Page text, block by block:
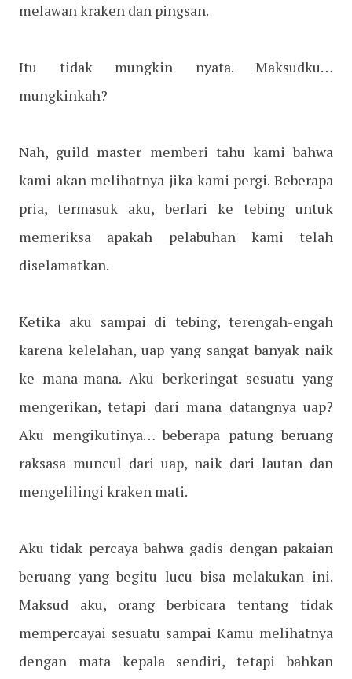
melawan kraken dan pingsan.
Itu tidak mungkin nyata. Maksudku…
mungkinkah?
Nah, guild master memberi tahu kami bahwa
kami akan melihatnya jika kami pergi. Beberapa
pria, termasuk aku, berlari ke tebing untuk
memeriksa apakah pelabuhan kami telah
diselamatkan.
Ketika aku sampai di tebing, terengah-engah
karena kelelahan, uap yang sangat banyak naik
ke mana-mana. Aku berkeringat sesuatu yang
mengerikan, tetapi dari mana datangnya uap?
Aku mengikutinya… beberapa patung beruang
raksasa muncul dari uap, naik dari lautan dan
mengelilingi kraken mati.
Aku tidak percaya bahwa gadis dengan pakaian
beruang yang begitu lucu bisa melakukan ini.
Maksud aku, orang berbicara tentang tidak
mempercayai sesuatu sampai Kamu melihatnya
dengan mata kepala sendiri, tetapi bahkan